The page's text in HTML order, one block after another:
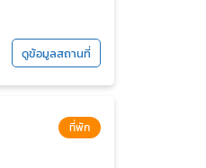
ดูข้อมูลสถานที่
ที่พัก